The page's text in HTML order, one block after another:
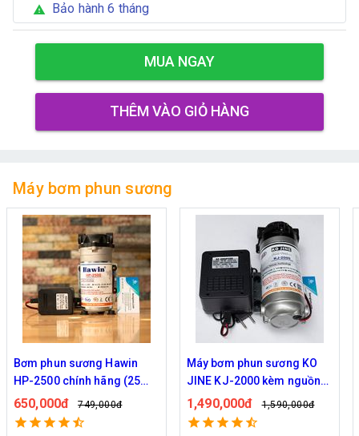
warning Bảo hành 6 tháng
MUA NGAY
THÊM VÀO GIỎ HÀNG
Máy bơm phun sương
Máy bơm phun sương KO
JINE KJ-2000 kèm nguồn
36V hỗ trợ 70 béc
1,490,000đ 1,590,000đ
Máy bơm Kazuma 370W -
Chuyên phun sương tưới
cây
1,090,000đ 1,200,000đ